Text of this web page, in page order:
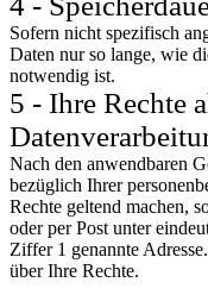
Sofern nicht spezifisch
Daten nur so lange, wie
notwendig ist.
5 - Ihre Rechte
Nach den anwendbaren
bezüglich Ihrer
Rechte geltend machen,
oder per Post unter
Ziffer 1 genannte
über Ihre Rechte.